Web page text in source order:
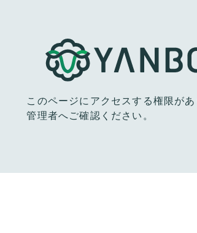
このページにアクセスする権限があ
管理者へご確認ください。